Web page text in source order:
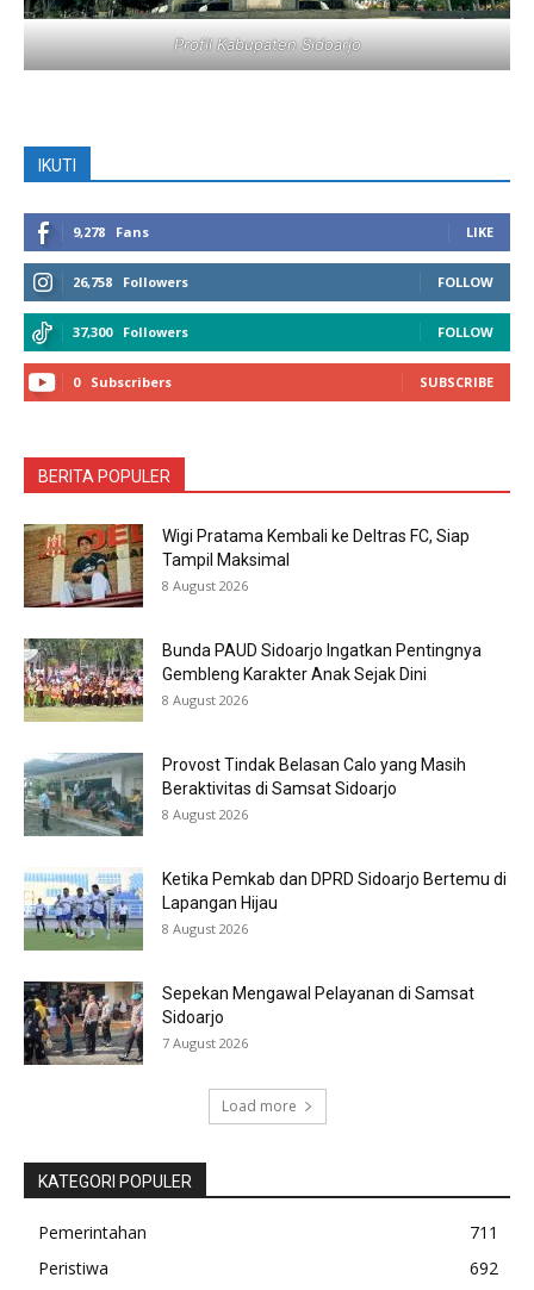
Profil Kabupaten Sidoarjo
IKUTI
9,278 Fans LIKE
26,758 Followers FOLLOW
37,300 Followers FOLLOW
0 Subscribers SUBSCRIBE
BERITA POPULER
Wigi Pratama Kembali ke Deltras FC, Siap
Tampil Maksimal
8 August 2026
Bunda PAUD Sidoarjo Ingatkan Pentingnya
Gembleng Karakter Anak Sejak Dini
8 August 2026
Provost Tindak Belasan Calo yang Masih
Beraktivitas di Samsat Sidoarjo
8 August 2026
Ketika Pemkab dan DPRD Sidoarjo Bertemu di
Lapangan Hijau
8 August 2026
Sepekan Mengawal Pelayanan di Samsat
Sidoarjo
7 August 2026
Load more
KATEGORI POPULER
Pemerintahan
711
Peristiwa
692